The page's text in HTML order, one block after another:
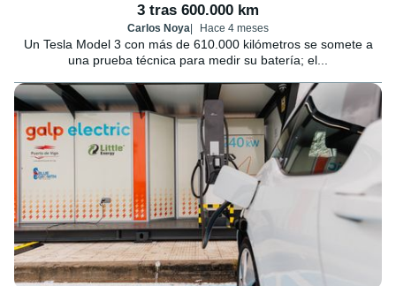
3 tras 600.000 km
Carlos Noya Hace 4 meses
Un Tesla Model 3 con más de 610.000 kilómetros se somete a
una prueba técnica para medir su batería; el...